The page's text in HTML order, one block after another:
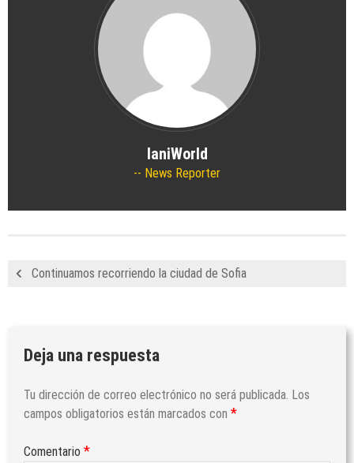
IaniWorld
News Reporter
Continuamos recorriendo la ciudad de Sofia
Deja una respuesta
Tu dirección de correo electrónico no será publicada. Los
campos obligatorios están marcados con *
Comentario *